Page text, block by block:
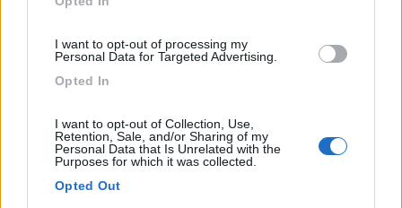
I want to opt-out of processing my
Personal Data for Targeted Advertising.
Opted In
I want to opt-out of Collection, Use,
Retention, Sale, and/or Sharing of my
Personal Data that Is Unrelated with the
Purposes for which it was collected.
Opted Out
Dalla Piazza principale prendere a sinistra del
monumento...